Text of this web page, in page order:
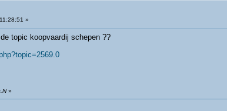
»
topic koopvaardij schepen ??
»